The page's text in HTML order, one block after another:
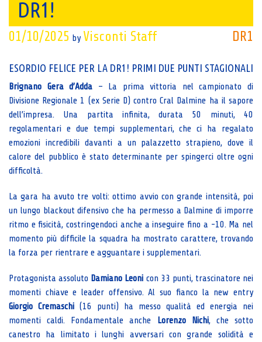
DR1!
DR1
01/10/2025 by Visconti Staff
ESORDIO FELICE PER LA DR1! PRIMI DUE PUNTI STAGIONALI
Brignano Gera d’Adda – La prima vittoria nel campionato di
Divisione Regionale 1 (ex Serie D) contro Cral Dalmine ha il sapore
dell’impresa. Una partita infinita, durata 50 minuti, 40
regolamentari e due tempi supplementari, che ci ha regalato
emozioni incredibili davanti a un palazzetto strapieno, dove il
calore del pubblico è stato determinante per spingerci oltre ogni
difficoltà.
La gara ha avuto tre volti: ottimo avvio con grande intensità, poi
un lungo blackout difensivo che ha permesso a Dalmine di imporre
ritmo e fisicità, costringendoci anche a inseguire fino a -10. Ma nel
momento più difficile la squadra ha mostrato carattere, trovando
la forza per rientrare e agguantare i supplementari.
Protagonista assoluto Damiano Leoni con 33 punti, trascinatore nei
momenti chiave e leader offensivo. Al suo fianco la new entry
Giorgio Cremaschi (16 punti) ha messo qualità ed energia nei
momenti caldi. Fondamentale anche Lorenzo Nichi, che sotto
canestro ha limitato i lunghi avversari con grande solidità e